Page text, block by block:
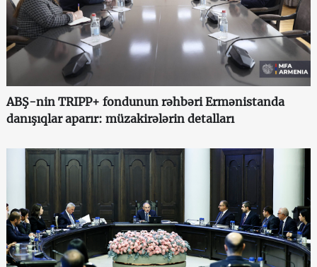
ABŞ-nin TRIPP+ fondunun rəhbəri Ermənistanda
danışıqlar aparır: müzakirələrin detalları